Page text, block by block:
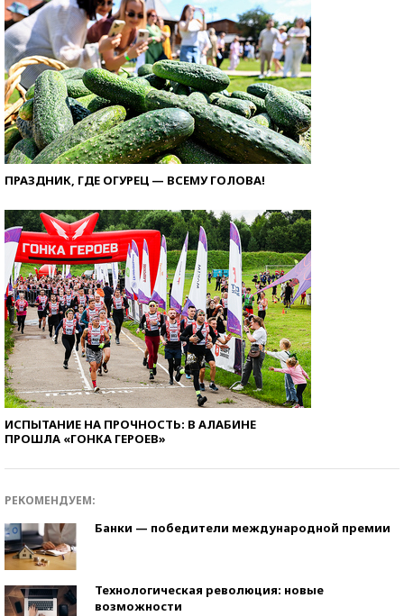
ПРАЗДНИК, ГДЕ ОГУРЕЦ — ВСЕМУ ГОЛОВА!
ИСПЫТАНИЕ НА ПРОЧНОСТЬ: В АЛАБИНЕ
ПРОШЛА «ГОНКА ГЕРОЕВ»
РЕКОМЕНДУЕМ:
Банки — победители международной премии
Технологическая революция: новые
возможности